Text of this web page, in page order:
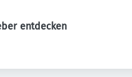
entdecken